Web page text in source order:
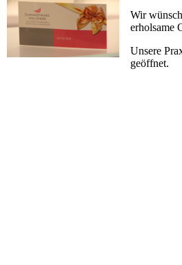
Wir
erholsame
Unsere
geöffnet.